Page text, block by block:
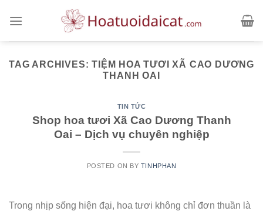
TAG ARCHIVES:TIỆM HOA TƯƠI XÃ CAO DƯƠNG
THANH OAI
TIN TỨC
Shop hoa tươi Xã Cao Dương Thanh
Oai – Dịch vụ chuyên nghiệp
POSTED ON BY TINHPHAN
Trong nhịp sống hiện đại, hoa tươi không chỉ đơn thuần là